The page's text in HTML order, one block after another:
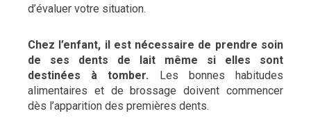
d’évaluer votre situation.
Chez l’enfant, il est nécessaire de prendre soin
de ses dents de lait même si elles sont
destinées à tomber. Les bonnes habitudes
alimentaires et de brossage doivent commencer
dès l’apparition des premières dents.